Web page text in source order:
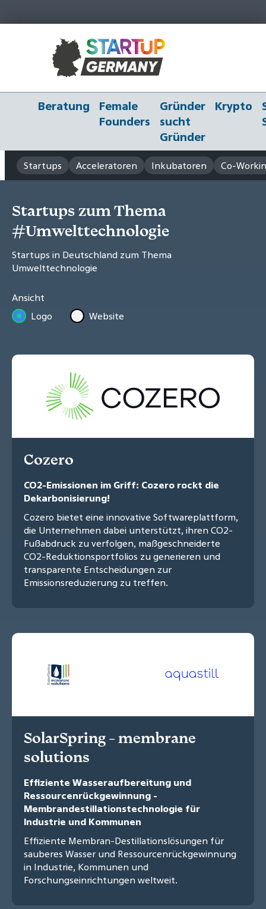
Beratung
Female
Founders
Gründer
sucht
Gründer
Krypto
Startups Acceleratoren Inkubatoren Co-
Startups zum Thema
#Umwelttechnologie
Startups in Deutschland zum Thema
Umwelttechnologie
Ansicht
Logo
Website
Cozero
CO2-Emissionen im Griff: Cozero rockt die
Dekarbonisierung!
Cozero bietet eine innovative Softwareplattform,
die Unternehmen dabei unterstützt, ihren CO2-
Fußabdruck zu verfolgen, maßgeschneiderte
CO2-Reduktionsportfolios zu generieren und
transparente Entscheidungen zur
Emissionsreduzierung zu treffen.
SolarSpring - membrane
solutions
Effiziente Wasseraufbereitung und
Ressourcenrückgewinnung -
Membrandestillationstechnologie für
Industrie und Kommunen
Effiziente Membran-Destillationslösungen für
sauberes Wasser und Ressourcenrückgewinnung
in Industrie, Kommunen und
Forschungseinrichtungen weltweit.